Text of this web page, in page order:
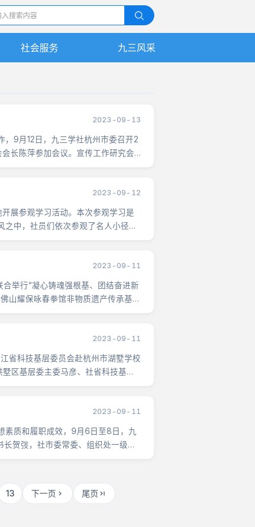
社会服务 九三风采
2023-09-13
9月12日，九三学社杭州市委召开2
长陈萍参加会议。宣传工作研究会
2023-09-12
展参观学习活动。本次参观学习是
中，社员们依次参观了名人小径、
2023-09-11
举行“凝心铸魂强根基、团结奋进新
耀保咏春拳馆非物质遗产传承基
2023-09-11
科技基层委员会赴杭州市湖墅学校
区基层委主委马彦、社省科技基层
2023-09-11
质和履职成效，9月6日至8日，九
贺弢，社市委常委、组织处一级调
13 下一页 尾页